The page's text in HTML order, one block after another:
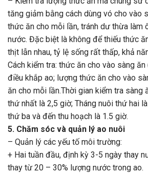
tăng giảm bằng cách dùng vó cho vào
thức ăn cho mỗi lần, tránh dư thừa làm
nước. Đặc biệt là không để thiếu thức
thịt lẫn nhau, tỷ lệ sống rất thấp, khả
Cách kiểm tra: thức ăn cho vào sàng
điều khắp ao; lượng thức ăn cho vào
ăn cho mỗi lần.Thời gian kiểm tra sàng
thứ nhất là 2,5 giờ; Tháng nuôi thứ hai
thứ ba và đến thu hoạch là 1.5 giờ.
5. Chăm sóc và quản lý ao nuôi
– Quản lý các yếu tố môi trường:
+ Hai tuần đầu, định kỳ 3-5 ngày thay
thay từ 20 – 30% lượng nước trong ao.